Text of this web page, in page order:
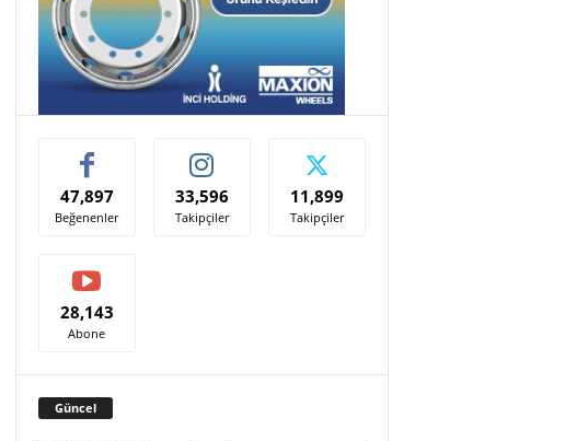
47,897
Beğenenler
33,596
Takipçiler
11,899
Takipçiler
28,143
Abone
Güncel